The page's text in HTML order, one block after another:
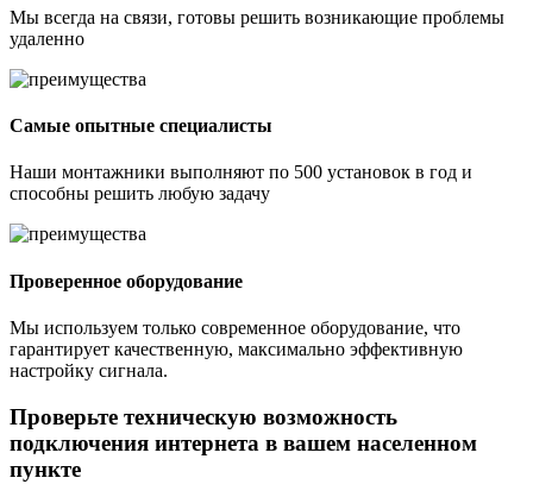
Мы всегда на связи, готовы решить возникающие проблемы
удаленно
Самые опытные специалисты
Наши монтажники выполняют по 500 установок в год и
способны решить любую задачу
Проверенное оборудование
Мы используем только современное оборудование, что
гарантирует качественную, максимально эффективную
настройку сигнала.
Проверьте техническую возможность
подключения интернета в вашем населенном
пункте